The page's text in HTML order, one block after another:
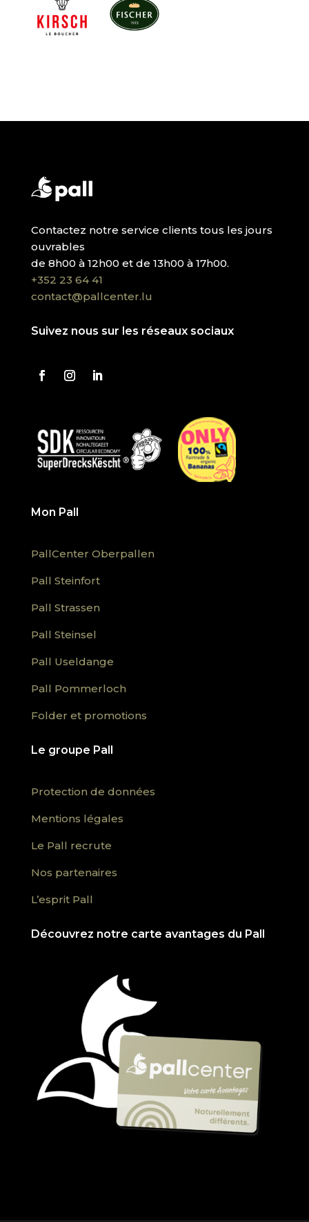
Contactez notre service clients tous les jours
ouvrables
de 8h00 à 12h00 et de 13h00 à 17h00.
+352 23 64 41
contact@pallcenter.lu
Suivez nous sur les réseaux sociaux
Mon Pall
PallCenter Oberpallen
Pall Steinfort
Pall Strassen
Pall Steinsel
Pall Useldange
Pall Pommerloch
Folder et promotions
Le groupe Pall
Protection de données
Mentions légales
Le Pall recrute
Nos partenaires
L’esprit Pall
Découvrez notre carte avantages du Pall